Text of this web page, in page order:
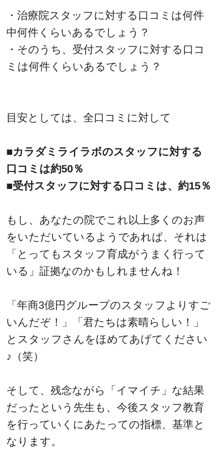
・治療院スタッフに対する口コミは何件
中何件くらいあるでしょう？
・そのうち、受付スタッフに対する口コ
ミは何件くらいあるでしょう？
目安としては、全口コミに対して
■カラダミライラボのスタッフに対する
口コミは約50％
■受付スタッフに対する口コミは、約15％
もし、あなたの院でこれ以上多くのお声
をいただいているようであれば、それは
「とってもスタッフ育成がうまく行って
いる」証拠なのかもしれませんね！
「年商3億円グループのスタッフよりすご
いんだぞ！」「君たちは素晴らしい！」
とスタッフさんをほめてあげてください
♪（笑）
そして、残念ながら「イマイチ」な結果
だったという先生も、今後スタッフ教育
を行っていくにあたっての指標、基準と
なります。